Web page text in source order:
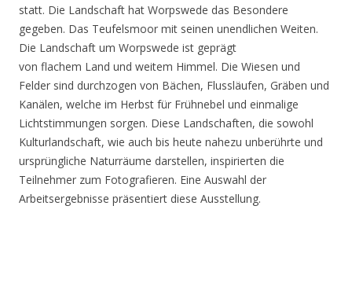
statt. Die Landschaft hat Worpswede das Besondere
gegeben. Das Teufelsmoor mit seinen unendlichen Weiten.
Die Landschaft um Worpswede ist geprägt
von flachem Land und weitem Himmel. Die Wiesen und
Felder sind durchzogen von Bächen, Flussläufen, Gräben und
Kanälen, welche im Herbst für Frühnebel und einmalige
Lichtstimmungen sorgen. Diese Landschaften, die sowohl
Kulturlandschaft, wie auch bis heute nahezu unberührte und
ursprüngliche Naturräume darstellen, inspirierten die
Teilnehmer zum Fotografieren. Eine Auswahl der
Arbeitsergebnisse präsentiert diese Ausstellung.